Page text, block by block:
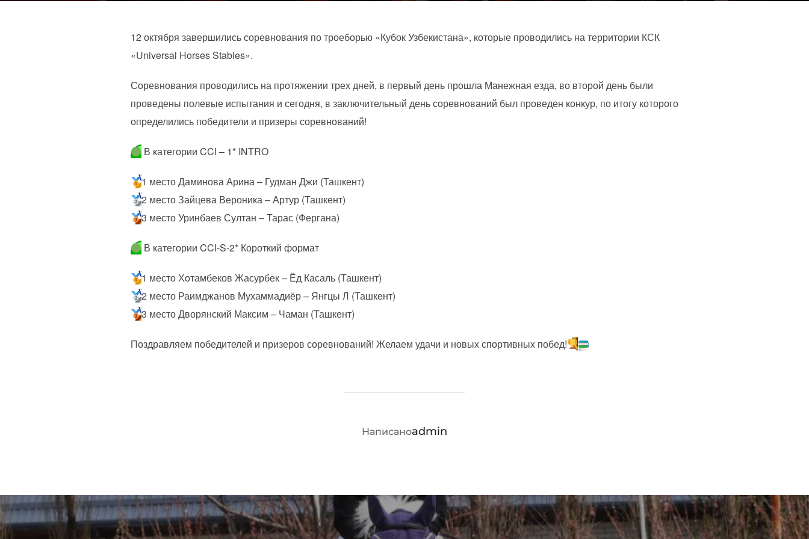
12 октября завершились соревнования по троеборью «Кубок Узбекистана», которые проводились на территории КСК
«Universal Horses Stables».
Соревнования проводились на протяжении трех дней, в первый день прошла Манежная езда, во второй день были
проведены полевые испытания и сегодня, в заключительный день соревнований был проведен конкур, по итогу которого
определились победители и призеры соревнований!
В категории CCI – 1* INTRO
1 место Даминова Арина – Гудман Джи (Ташкент)
2 место Зайцева Вероника – Артур (Ташкент)
3 место Уринбаев Султан – Тарас (Фергана)
В категории CCI-S-2* Короткий формат
1 место Хотамбеков Жасурбек – Ёд Касаль (Ташкент)
2 место Раимджанов Мухаммадиёр – Янгцы Л (Ташкент)
3 место Дворянский Максим – Чаман (Ташкент)
Поздравляем победителей и призеров соревнований! Желаем удачи и новых спортивных побед!
АВТОР ЗАПИСИ
Написаноadmin
Навигация
по